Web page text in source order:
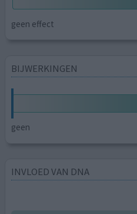
geen effect
BIJWERKINGEN
geen
INVLOED VAN DNA